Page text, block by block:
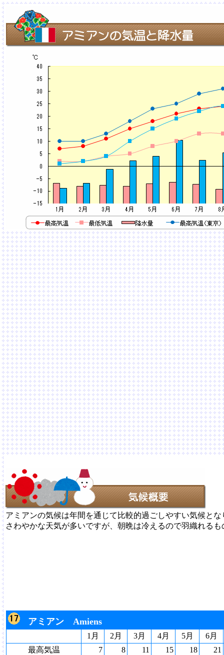
アミアンの気候は年間を通じて比較的過ごしやすい気候と
さわやかな天気が多いですが、朝晩は冷えるので羽織れる
アミアン Amiens
1月 2月 3月 4月 5月
6月
最高気温
7 8 11 15 18
21